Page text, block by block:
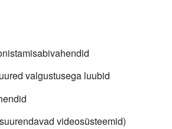
valgustusega luubid
videosüsteemid)